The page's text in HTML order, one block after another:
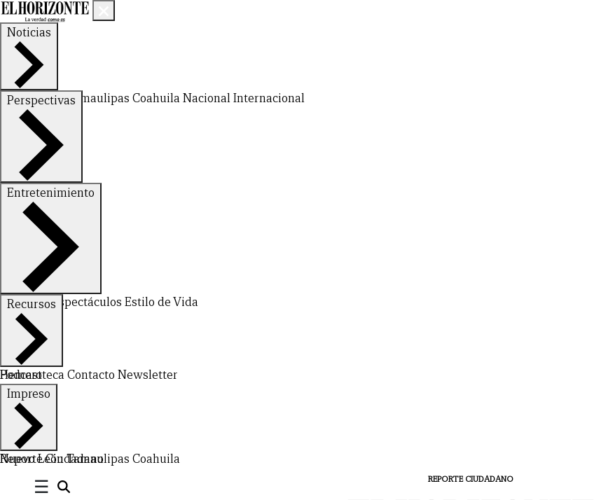
Noticias
Nuevo LeónTamaulipas Coahuila NacionalInternacional
Perspectivas
FinanzasOpinión
Entretenimiento
DeportesEspectáculos Estilo de Vida
Recursos
Hemeroteca Contacto Newsletter
Podcast
Impreso
Nuevo LeónTamaulipas Coahuila
Reporte Ciudadano
☰ REPORTE CIUDADANO
CERRAR